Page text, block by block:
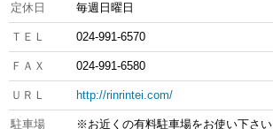
定休日 毎週日曜日
ＴＥＬ 024-991-6570
ＦＡＸ 024-991-6580
ＵＲＬ http://rinrintei.com/
駐車場 ※お近くの有料駐車場をお使い下さい